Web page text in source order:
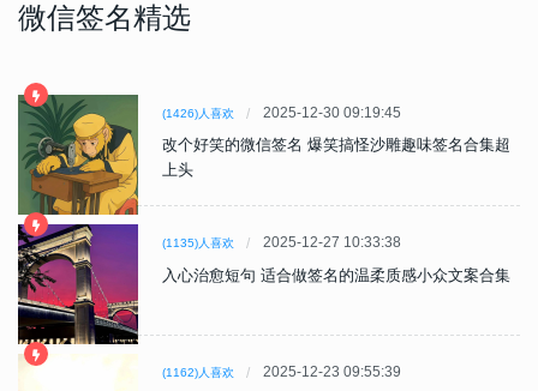
微信签名精选
(1426)人喜欢 2025-12-30 09:19:45
改个好笑的微信签名 爆笑搞怪沙雕趣味签名合集超
上头
(1135)人喜欢 2025-12-27 10:33:38
入心治愈短句 适合做签名的温柔质感小众文案合集
(1162)人喜欢 2025-12-23 09:55:39